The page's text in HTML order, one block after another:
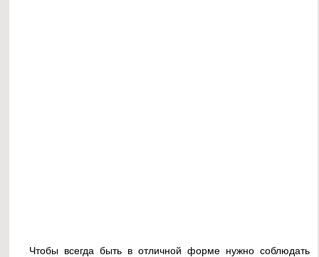
Чтобы всегда быть в отличной форме нужно соблюдать